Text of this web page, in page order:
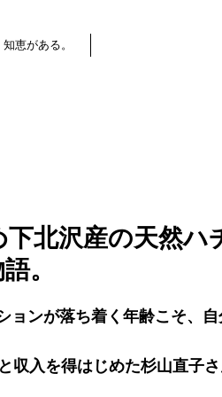
恵がある。
北沢産の天然ハ
。
ョンが落ち着く年齢こそ、
収入を得はじめた杉山直子さ